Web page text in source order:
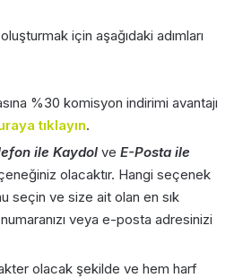
için aşağıdaki adımları
%30 komisyon indirimi avantajı
tıklayın.
ile Kaydol ve E-Posta ile
olacaktır. Hangi seçenek
seçin ve size ait olan en sık
veya e-posta adresinizi
olacak şekilde ve hem harf